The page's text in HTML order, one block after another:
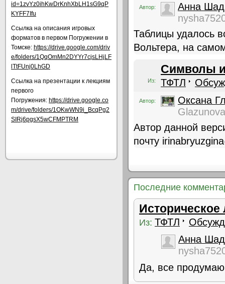
id=1zvYz0ihKwDrKnhXbLH1sG9qP
KYFF7Ifu
Ссылка на описания игровых
форматов в первом Погружении в
Томске: https://drive.google.com/driv
e/folders/1QqOmMn2DYYr7cjsLHjLF
lTtFUnj0LhGD
Ссылка на презентации к лекциям
первого
Погружения: https://drive.google.co
m/drive/folders/1OKwWN9i_BcqPg2
SIRj6pgsX5wCFMPTRM
Автор:
Анна
Таблицы удалось
Вольтера, на
Символы и
Из: ТФТЛ
Автор:
Оксана
Автор данной
почту
Последние
Историческое
Из: ТФТЛ
Анна
Да, все